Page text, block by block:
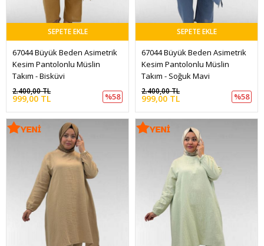
SEPETE EKLE
67044 Büyük Beden Asimetrik
Kesim Pantolonlu Müslin
Takım - Bisküvi
999,00 TL
2.400,00 TL
%58
SEPETE EKLE
67044 Büyük Beden Asimetrik
Kesim Pantolonlu Müslin
Takım - Soğuk Mavi
999,00 TL
2.400,00 TL
%58